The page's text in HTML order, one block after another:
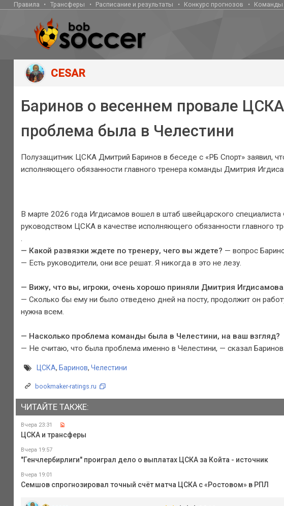
Правила Трансферы Расписание и результаты Конкурс прогнозов Команды
CESAR
Баринов о весеннем провале
проблема была в Челестини
Полузащитник ЦСКА Дмитрий Баринов в беседе с «РБ Спорт» заявил,
исполняющего обязанности главного тренера команды Дмитрия
В марте 2026 года Игдисамов вошел в штаб швейцарского
руководством ЦСКА в качестве исполняющего обязанности главного
.
— Какой развязки ждете по тренеру, чего вы ждете? — вопрос
— Есть руководители, они все решат. Я никогда в это не лезу.
— Вижу, что вы, игроки, очень хорошо приняли Дмитрия
— Сколько бы ему ни было отведено дней на посту, продолжит он
нужна всем.
— Насколько проблема команды была в Челестини, на ваш взгляд?
— Не считаю, что была проблема именно в Челестини, — сказал Баринов.
ЦСКА, Баринов, Челестини
bookmaker-ratings.ru
ЧИТАЙТЕ ТАКЖЕ:
Вчера 23:31
ЦСКА и трансферы
Вчера 19:57
"Генчлербирлиги" проиграл дело о выплатах ЦСКА за Койта - источник
Вчера 19:01
Семшов спрогнозировал точный счёт матча ЦСКА с «Ростовом» в РПЛ